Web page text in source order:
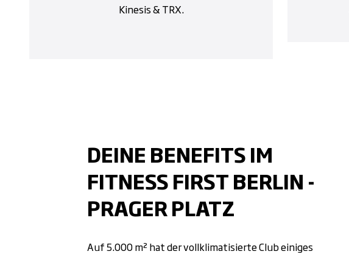
Kinesis & TRX.
DEINE BENEFITS IM
FITNESS FIRST BERLIN -
PRAGER PLATZ
Auf 5.000 m² hat der vollklimatisierte Club einiges